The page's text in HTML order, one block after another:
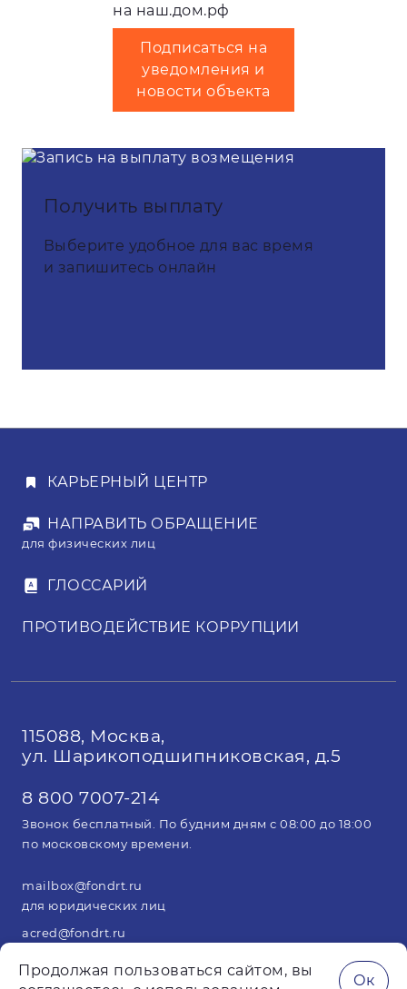
на наш.дом.рф
Подписаться на
уведомления и
новости объекта
Получить выплату
Выберите удобное для вас время
и запишитесь онлайн
КАРЬЕРНЫЙ ЦЕНТР
НАПРАВИТЬ ОБРАЩЕНИЕ
для физических лиц
ГЛОССАРИЙ
ПРОТИВОДЕЙСТВИЕ КОРРУПЦИИ
115088, Москва,
ул. Шарикоподшипниковская, д.5
8 800 7007-214
Звонок бесплатный. По будним дням с 08:00 до 18:00
по московскому времени.
mailbox@fondrt.ru
для юридических лиц
acred@fondrt.ru
Продолжая пользоваться сайтом, вы
Ок